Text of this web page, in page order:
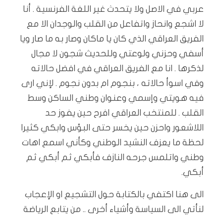
عربي في الاصل ولا يتحدث غير اللغة الفرنسية . أنا
لا اشجع وانحاز واتفاعل من القلب والوجدان الا مع
الفريق العراقي الذي كان يا ماكان وصار به ما صار ويا
أسفي وحزني ولوعتي وللحديث شجون لا مجال
لذكرها . انا مع الفريق العراقي في افضل حالاته
وفي اسوأ حالاته ، بنجوم ام بدون نجوم . لإني ارى
فيه هويتي وإسمي وعنوان وطني الساكن وسط
القلب . للمنتخب العراقي افرح حين يفوز حد
اللاشعور واحزن حين يخسر حتى البؤس وابكي كثيرا
لحظة ما يعزف النشيد الوطني وكأني اسمع اهات
وطني واتلمس جرحه النازف فأبكي ثم أبكي ثم
أبكي.
الى هنا اكتفي بالكتابة حول التشجيع او الإعجاب
لنأتي الى السياسة وأشياء أخرى .. من يتابع الرياضة